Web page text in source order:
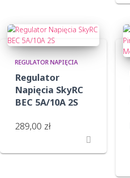
REGULATOR NAPIĘCIA
Regulator
Napięcia SkyRC
BEC 5A/10A 2S
289,00 zł